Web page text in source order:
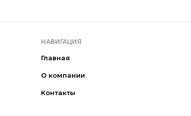
НАВИГАЦИЯ
Главная
О компании
Контакты